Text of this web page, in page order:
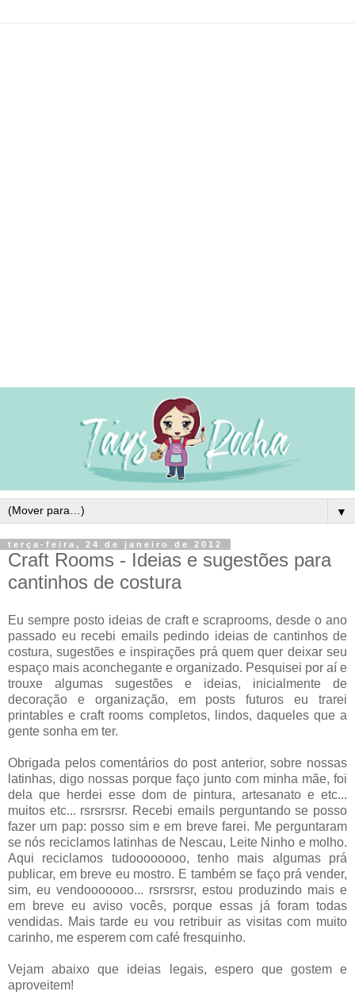
▼
terça-feira, 24 de janeiro de 2012
Craft Rooms - Ideias e sugestões para
cantinhos de costura
Eu sempre posto ideias de craft e scraprooms, desde o ano
passado eu recebi emails pedindo ideias de cantinhos de
costura, sugestões e inspirações prá quem quer deixar seu
espaço mais aconchegante e organizado. Pesquisei por aí e
trouxe algumas sugestões e ideias, inicialmente de
decoração e organização, em posts futuros eu trarei
printables e craft rooms completos, lindos, daqueles que a
gente sonha em ter.
Obrigada pelos comentários do post anterior, sobre nossas
latinhas, digo nossas porque faço junto com minha mãe, foi
dela que herdei esse dom de pintura, artesanato e etc...
muitos etc... rsrsrsrsr. Recebi emails perguntando se posso
fazer um pap: posso sim e em breve farei. Me perguntaram
se nós reciclamos latinhas de Nescau, Leite Ninho e molho.
Aqui reciclamos tudoooooooo, tenho mais algumas prá
publicar, em breve eu mostro. E também se faço prá vender,
sim, eu vendooooooo... rsrsrsrsr, estou produzindo mais e
em breve eu aviso vocês, porque essas já foram todas
vendidas. Mais tarde eu vou retribuir as visitas com muito
carinho, me esperem com café fresquinho.
Vejam abaixo que ideias legais, espero que gostem e
aproveitem!